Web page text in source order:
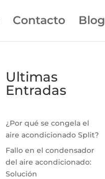
Contacto Blog
Ultimas
Entradas
¿Por qué se congela el
aire acondicionado Split?
Fallo en el condensador
del aire acondicionado:
Solución